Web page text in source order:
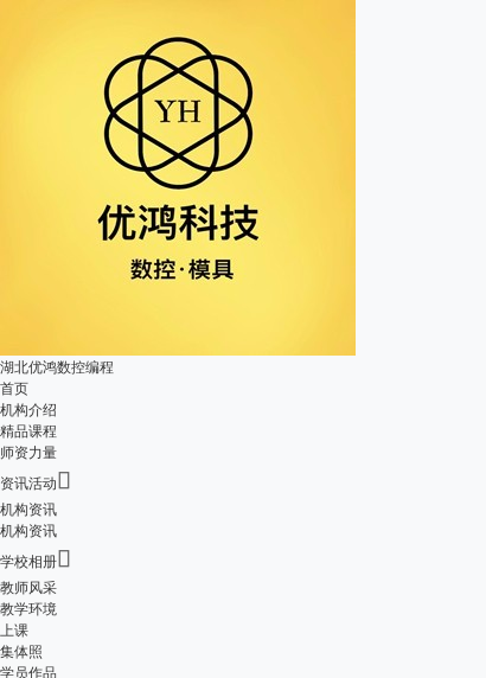
湖北优鸿数控编程
首页
机构介绍
精品课程
师资力量
资讯活动
机构资讯
机构资讯
学校相册
教师风采
教学环境
上课
集体照
学员作品